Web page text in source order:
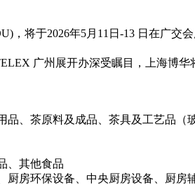
将于2026年5月11日-13 日在广交
广州展开办深受瞩目，上海博
、茶原料及成品、茶具及工艺品
、其他食品
房环保设备、中央厨房设备、厨